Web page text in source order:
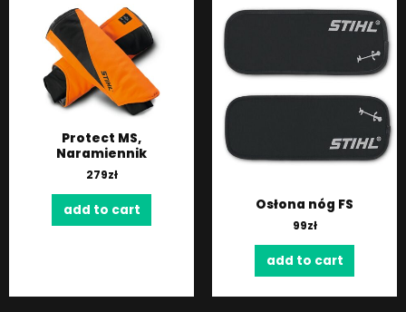
Protect MS,
Naramiennik
279zł
add to cart Osłona nóg FS
99zł
add to cart